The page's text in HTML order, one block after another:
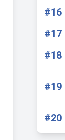
#16
#17
#18
#19
#20